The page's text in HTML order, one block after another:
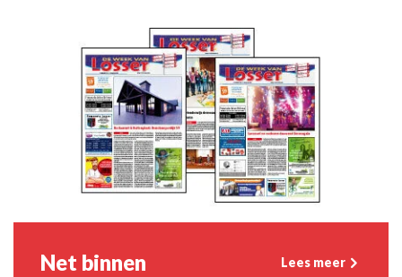
Net binnen Lees meer